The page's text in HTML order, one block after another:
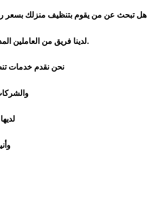
هل تبحث عن من يقوم بتنظيف منزلك بسعر
لدينا فريق من العاملين المدربين تدريبا جيدا قادرون على تنظيف الفلل والشقق و المبانى مع الالتزام بمعايير السلامة والنظافة.
نحن نقدم خدمات